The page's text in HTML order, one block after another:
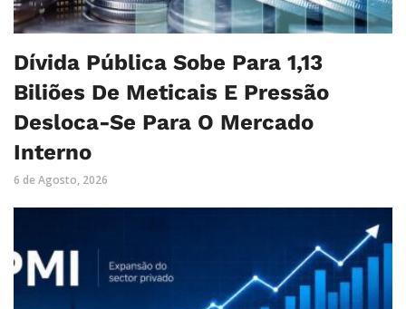
Dívida Pública Sobe Para 1,13
Biliões De Meticais E Pressão
Desloca-Se Para O Mercado
Interno
6 de Agosto, 2026